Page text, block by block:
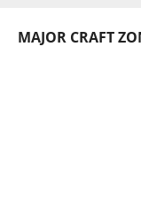
MAJOR CRAFT